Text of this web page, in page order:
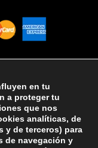
en tu
a proteger tu
que nos
analíticas, de
y de terceros) para
de navegación y